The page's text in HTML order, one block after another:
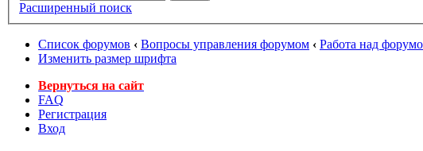
Расширенный поиск
Список форумов ‹ Вопросы управления форумом ‹ Работа над
Изменить размер шрифта
Вернуться на сайт
FAQ
Регистрация
Вход